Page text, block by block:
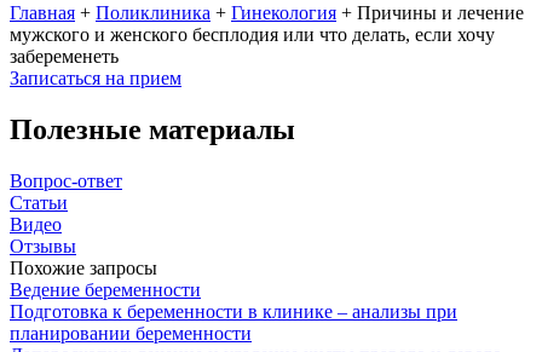
Главная + Поликлиника + Гинекология + Причины и лечение
мужского и женского бесплодия или что делать, если хочу
забеременеть
Записаться на прием
Полезные материалы
Вопрос-ответ
Статьи
Видео
Отзывы
Похожие запросы
Ведение беременности
Подготовка к беременности в клинике – анализы при
планировании беременности